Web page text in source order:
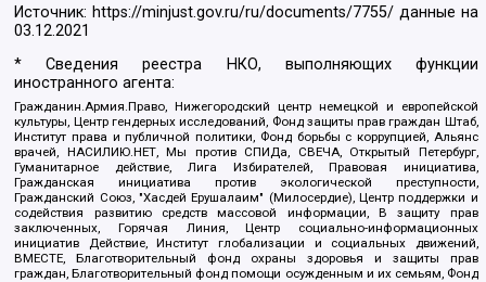
Источник: https://minjust.gov.ru/ru/documents/7755/ данные на
03.12.2021
* Сведения реестра НКО, выполняющих функции
иностранного агента:
Гражданин.Армия.Право, Нижегородский центр немецкой и европейской
культуры, Центр гендерных исследований, Фонд защиты прав граждан Штаб,
Институт права и публичной политики, Фонд борьбы с коррупцией, Альянс
врачей, НАСИЛИЮ.НЕТ, Мы против СПИДа, СВЕЧА, Открытый Петербург,
Гуманитарное действие, Лига Избирателей, Правовая инициатива,
Гражданская инициатива против экологической преступности,
Гражданский Союз, "Хасдей Ерушалаим" (Милосердие), Центр поддержки и
содействия развитию средств массовой информации, В защиту прав
заключенных, Горячая Линия, Центр социально-информационных
инициатив Действие, Институт глобализации и социальных движений,
ВМЕСТЕ, Благотворительный фонд охраны здоровья и защиты прав
граждан, Благотворительный фонд помощи осужденным и их семьям, Фонд